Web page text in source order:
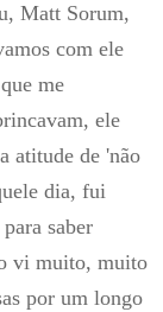
Matt Sorum,
com ele
me
ele
atitude de 'não
dia, fui
saber
vi muito, muito
por um longo